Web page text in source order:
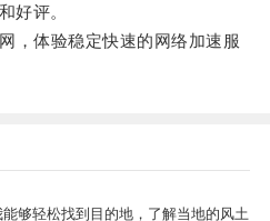
好评。
体验稳定快速的网络加速服
够轻松找到目的地，了解当地的风土